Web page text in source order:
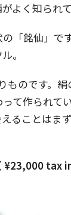
よく知られて
「銘仙」で
。
ものです。
て作られて
ることはま
tax in